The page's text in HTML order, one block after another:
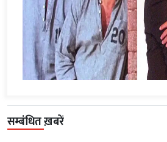
सम्बंधित ख़बरें